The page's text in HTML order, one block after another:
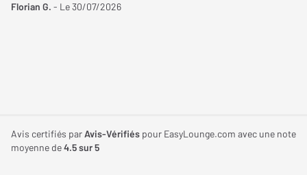
Florian G. - Le 30/07/2026
Avis certifiés parAvis-Vérifiés pour EasyLounge.com avec une note
moyenne de4.5sur 5